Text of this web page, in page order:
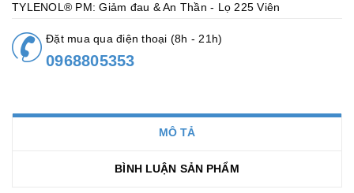
TYLENOL® PM: Giảm đau & An Thần - Lọ 225 Viên
Đặt mua qua điện thoại (8h - 21h)
0968805353
MÔ TẢ
BÌNH LUẬN SẢN PHẨM